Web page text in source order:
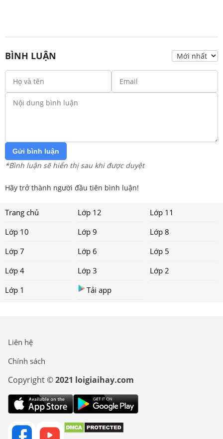
BÌNH LUẬN
Gửi bình luận
*Bình luận sẽ hiển thị sau khi được duyệt
Hãy trở thành người đầu tiên bình luận!
Trang chủ Lớp 12
Lớp 11
Lớp 10
Lớp 9
Lớp 8
Lớp 7
Lớp 6
Lớp 5
Lớp 4
Lớp 3
Lớp 2
Lớp 1
Tải app
Liên hệ
Chính sách
Copyright ©2021 loigiaihay.com